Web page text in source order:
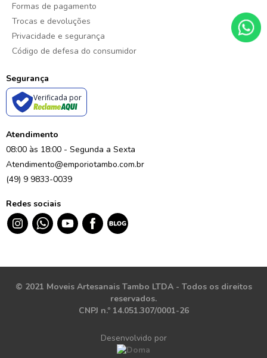
Formas de pagamento
Trocas e devoluções
Privacidade e segurança
Código de defesa do consumidor
Segurança
Verificada por
Atendimento
08:00 às 18:00 - Segunda a Sexta
Atendimento@emporiotambo.com.br
(49) 9 9833-0039
Redes sociais
© 2021 Moveis Artesanais Tambo LTDA - Todos os direitos
reservados.
CNPJ n.º 14.051.307/0001-26
Desenvolvido por